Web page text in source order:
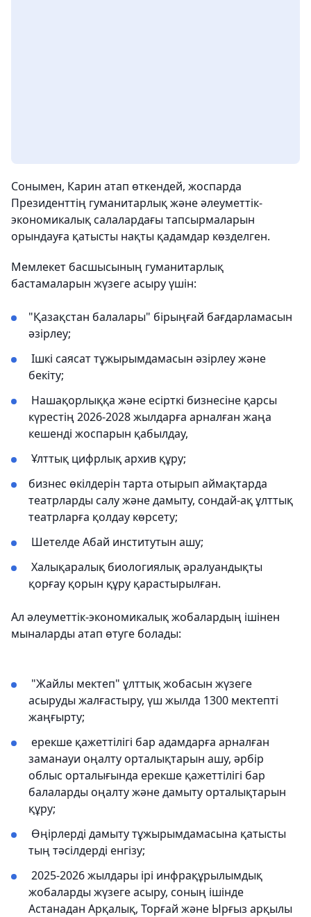
Сонымен, Карин атап өткендей, жоспарда
Президенттің гуманитарлық және әлеуметтік-
экономикалық салалардағы тапсырмаларын
орындауға қатысты нақты қадамдар көзделген.
Мемлекет басшысының гуманитарлық
бастамаларын жүзеге асыру үшін:
"Қазақстан балалары" бірыңғай бағдарламасын
әзірлеу;
Ішкі саясат тұжырымдамасын әзірлеу және
бекіту;
Нашақорлыққа және есірткі бизнесіне қарсы
күрестің 2026-2028 жылдарға арналған жаңа
кешенді жоспарын қабылдау,
Ұлттық цифрлық архив құру;
бизнес өкілдерін тарта отырып аймақтарда
театрларды салу және дамыту, сондай-ақ ұлттық
театрларға қолдау көрсету;
Шетелде Абай институтын ашу;
Халықаралық биологиялық әралуандықты
қорғау қорын құру қарастырылған.
Ал әлеуметтік-экономикалық жобалардың ішінен
мыналарды атап өтуге болады:
"Жайлы мектеп" ұлттық жобасын жүзеге
асыруды жалғастыру, үш жылда 1300 мектепті
жаңғырту;
ерекше қажеттілігі бар адамдарға арналған
заманауи оңалту орталықтарын ашу, әрбір
облыс орталығында ерекше қажеттілігі бар
балаларды оңалту және дамыту орталықтарын
құру;
Өңірлерді дамыту тұжырымдамасына қатысты
тың тәсілдерді енгізу;
2025-2026 жылдары ірі инфрақұрылымдық
жобаларды жүзеге асыру, соның ішінде
Астанадан Арқалық, Торғай және Ырғыз арқылы